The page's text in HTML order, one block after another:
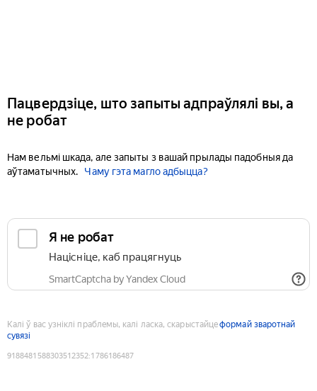
Пацвердзіце, што запыты адпраўлялі вы, а
не робат
Нам вельмі шкада, але запыты з вашай прылады падобныя да
аўтаматычных.
Чаму гэта магло адбыцца?
Я не робат
Націсніце, каб працягнуць
SmartCaptcha by Yandex Cloud
Калі ў вас узніклі праблемы, калі ласка, скарыстайцеформай зваротнай
сувязі
9188481588303512352:1786186487